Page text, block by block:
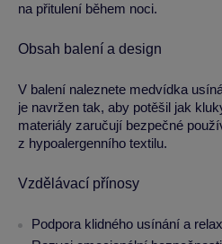
na přitulení během noci.
Obsah balení a design
V balení naleznete medvídka
je navržen tak, aby potěšil jak
materiály zaručují bezpečné
z hypoalergenního textilu.
Vzdělávací přínosy
Podpora klidného usínání a